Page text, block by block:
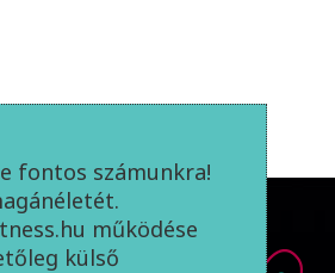
fontos számunkra!
működése
külső